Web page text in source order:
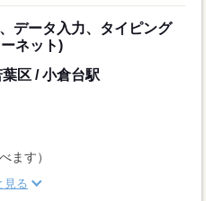
データ入力、タイピング
ネット)
区 / 小倉台駅
ます）
見る